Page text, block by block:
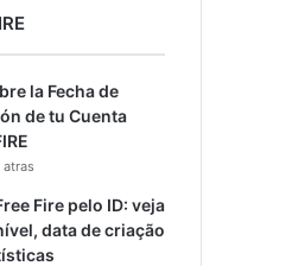
la Fecha de
de tu Cuenta
atras
Fire pelo ID: veja
data de criação